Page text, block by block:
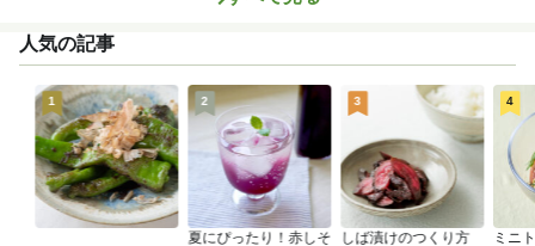
人気の記事
1 2
夏にぴったり！赤しそ
3
しば漬けのつくり方
4
ミニ